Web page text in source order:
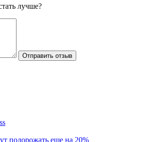
лучше?
Отправить отзыв
подорожать еще на 20%